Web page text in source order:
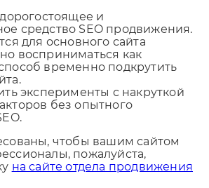
и
средство SEO продвижения.
для основного сайта
восприниматься как
временно подкрутить
эксперименты с накруткой
без опытного
чтобы вашим сайтом
пожалуйста,
на сайте отдела продвижения